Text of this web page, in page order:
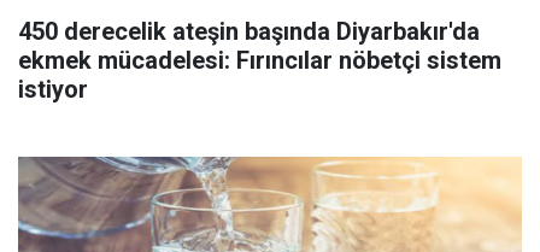
450 derecelik ateşin başında Diyarbakır'da
ekmek mücadelesi: Fırıncılar nöbetçi sistem
istiyor